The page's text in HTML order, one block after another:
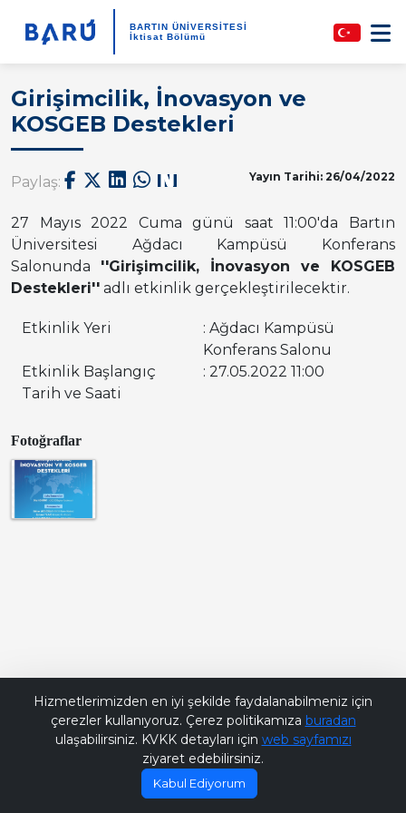
BARTIN ÜNİVERSİTESİ
İktisat Bölümü
Girişimcilik, İnovasyon ve
KOSGEB Destekleri
Paylaş: Yayın Tarihi: 26/04/2022
27 Mayıs 2022 Cuma günü saat 11:00'da Bartın
Üniversitesi Ağdacı Kampüsü Konferans
Salonunda ''Girişimcilik, İnovasyon ve KOSGEB
Destekleri'' adlı etkinlik gerçekleştirilecektir.
Etkinlik Yeri
: Ağdacı Kampüsü
Konferans Salonu
Etkinlik Başlangıç
Tarih ve Saati
: 27.05.2022 11:00
Fotoğraflar
Hizmetlerimizden en iyi şekilde faydalanabilmeniz için
çerezler kullanıyoruz. Çerez politikamıza buradan
ulaşabilirsiniz. KVKK detayları için web sayfamızı
ziyaret edebilirsiniz.
Kabul Ediyorum
Bana Soru Sor | Ask Me